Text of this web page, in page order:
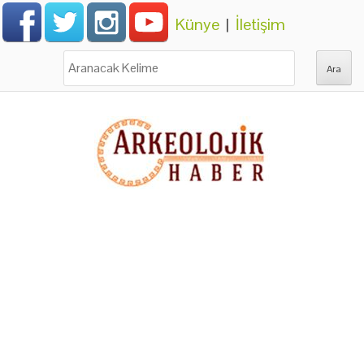
Künye | İletişim